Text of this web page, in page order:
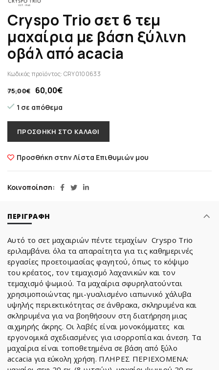
Cryspo Trio σετ 6 τεμ
μαχαίρια με βάση ξύλινη
οβάλ από acacia
Κωδικός προϊόντος: CRY0100633
75,00€ 60,00€
1 σε απόθεμα
ΠΡΟΣΘΉΚΗ ΣΤΟ ΚΑΛΆΘΙ
Προσθήκη στην Λίστα Επιθυμιών μου
Κοινοποίηση
ΠΕΡΙΓΡΑΦΉ
Αυτό το σετ μαχαιριών πέντε τεμαχίων Cryspo Trio
εριλαμβάνει όλα τα απαραίτητα για τις καθημερινές
εργασίες προετοιμασίας φαγητού, όπως το κόψιμο
του κρέατος, τον τεμαχισμό λαχανικών και τον
τεμαχισμό ψωμιού. Τα μαχαίρια σφυρηλατούνται
χρησιμοποιώντας ημι-γυαλισμένο ιαπωνικό χάλυβα
υψηλής περιεκτικότητας σε άνθρακα, σκληρυμένα και
σκληρυμένα για να βοηθήσουν στη διατήρηση μιας
αιχμηρής άκρης. Οι λαβές είναι μονοκόμματες και
εργονομικά σχεδιασμένες για ισορροπία και άνεση. Τα
μαχαίρια είναι τοποθετημένα σε βάση από ξύλο
accacia για εύκολη χρήση. ΠΛΗΡΕΣ ΠΕΡΙΕΧΟΜΕΝΑ: